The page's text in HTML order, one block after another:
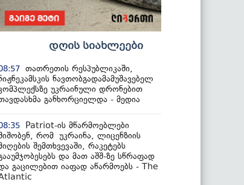
დღის სიახლეები
თათრეთის რესპუბლიკაში,
ნავთობგადამამუშავებელ
უკრაინული დრონებით
განხორციელდა - მედია
Patriot-ის მწარმოებლები
რომ უკრაინა, ლიცენზიის
შემთხვევაში, რაკეტებს
და მათ აშშ-ზე სწრაფად
გაცილებით იაფად აწარმოებს - The